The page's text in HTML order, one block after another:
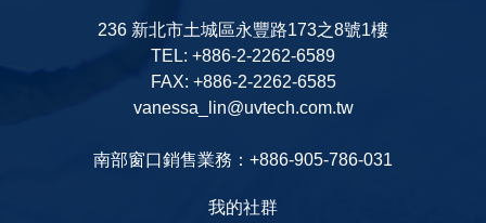
236 新北市土城區永豐路173之8號1樓
TEL: +886-2-2262-6589
FAX: +886-2-2262-6585
vanessa_lin@uvtech.com.tw
南部窗口銷售業務：+886-905-786-031
我的社群